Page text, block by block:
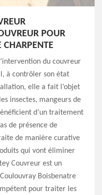
POUR
CHARPENTE
du couvreur
à contrôler son état
elle a fait l’objet
insectes, mangeurs de
d’un traitement
de présence de
de manière curative
qui vont éliminer
Couvreur est un
Boisbenatre
pour traiter les